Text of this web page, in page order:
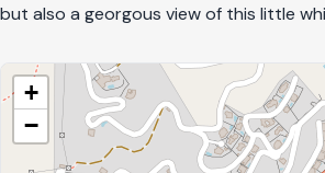
but also a georgous view of this little
+
−